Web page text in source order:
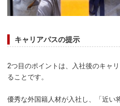
キャリアパスの提示
2つ目のポイントは、入社後のキャ
ることです。
優秀な外国籍人材が入社し、「近い